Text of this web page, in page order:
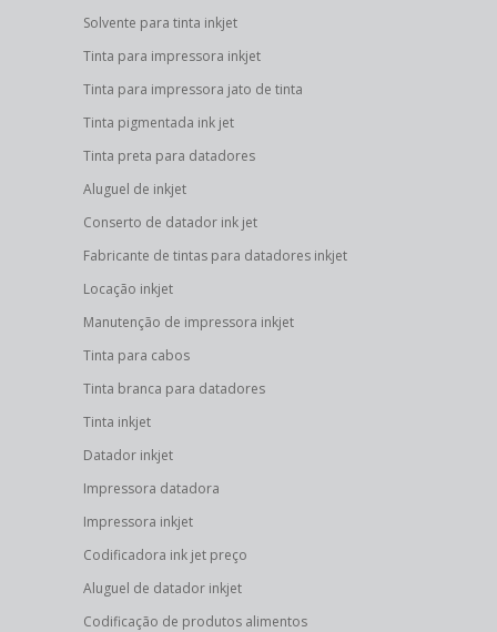
Solvente para tinta inkjet
Tinta para impressora inkjet
Tinta para impressora jato de tinta
Tinta pigmentada ink jet
Tinta preta para datadores
Aluguel de inkjet
Conserto de datador ink jet
Fabricante de tintas para datadores inkjet
Locação inkjet
Manutenção de impressora inkjet
Tinta para cabos
Tinta branca para datadores
Tinta inkjet
Datador inkjet
Impressora datadora
Impressora inkjet
Codificadora ink jet preço
Aluguel de datador inkjet
Codificação de produtos alimentos